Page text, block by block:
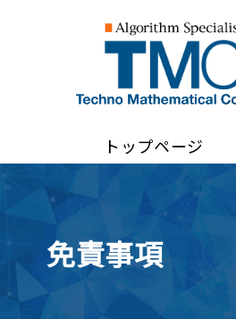
トップページ
免責事項